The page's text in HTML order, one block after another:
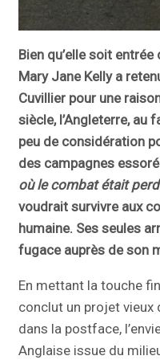
Bien qu’elle soit
Mary Jane Kelly a
Cuvillier pour une
siècle, l’Angleterre, au
peu de considération
des campagnes
où le combat était
voudrait survivre aux
humaine. Ses seules
fugace auprès de son
En mettant la touche
conclut un projet vieux
dans la postface,
Anglaise issue du